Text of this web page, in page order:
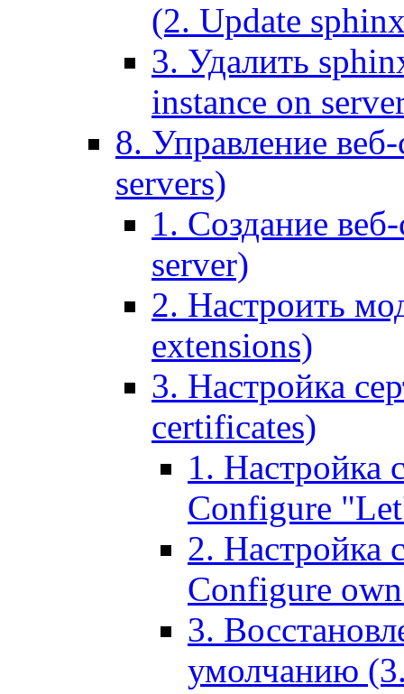
(2. Update
3. Удалить
instance on
8. Управление
servers)
1. Создание
server)
2. Настроить
extensions)
3. Настройка
certificates)
1. Настройка
Configure
2. Настройка
Configure
3.
умолчанию